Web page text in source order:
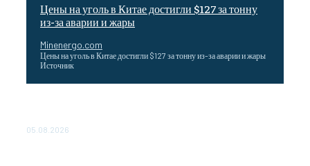
Цены на уголь в Китае достигли $127 за тонну
из-за аварии и жары
Minenergo.com
Цены на уголь в Китае достигли $127 за тонну из-за аварии и жары
Источник
05.08.2026